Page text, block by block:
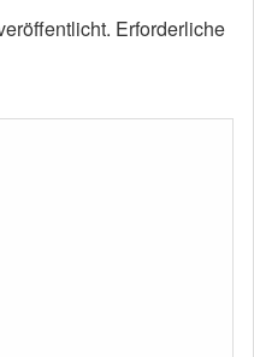
Erforderliche